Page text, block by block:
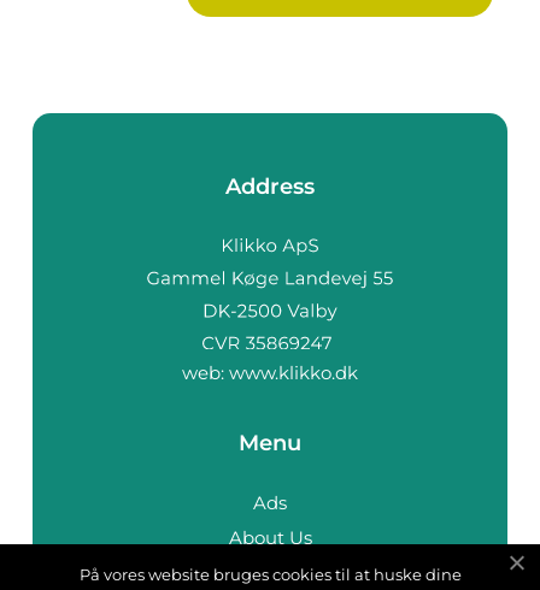
Address
web: www.klikko.dk
Menu
Ads
About Us
Cookies
På vores website bruges cookies til at huske dine